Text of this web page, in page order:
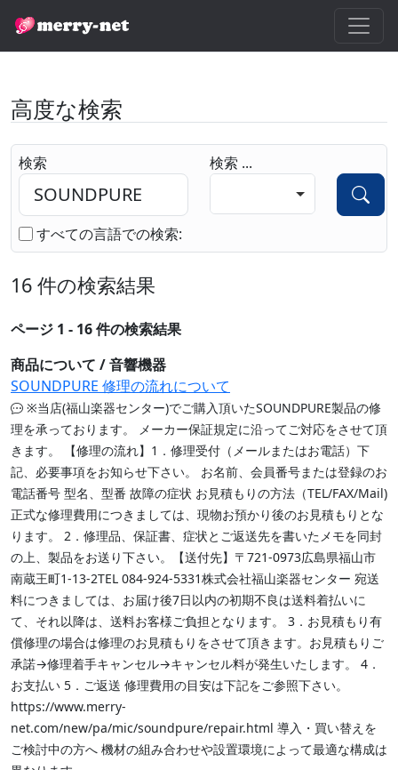
高度な検索
検索 検索 ...
すべての言語での検索:
16 件の検索結果
ページ 1 - 16 件の検索結果
商品について / 音響機器
SOUNDPURE 修理の流れについて
※当店(福山楽器センター)でご購入頂いたSOUNDPURE製品の修
理を承っております。 メーカー保証規定に沿ってご対応をさせて頂
きます。 【修理の流れ】1．修理受付（メールまたはお電話）下
記、必要事項をお知らせ下さい。 お名前、会員番号または登録のお
電話番号 型名、型番 故障の症状 お見積もりの方法（TEL/FAX/Mail)
正式な修理費用につきましては、現物お預かり後のお見積もりとな
ります。 2．修理品、保証書、症状とご返送先を書いたメモを同封
の上、製品をお送り下さい。【送付先】〒721-0973広島県福山市
南蔵王町1-13-2TEL 084-924-5331株式会社福山楽器センター 宛送
料につきましては、お届け後7日以内の初期不良は送料着払いに
て、それ以降は、送料お客様ご負担となります。 3．お見積もり有
償修理の場合は修理のお見積もりをさせて頂きます。お見積もりご
承諾→修理着手キャンセル→キャンセル料が発生いたします。 4．
お支払い 5．ご返送 修理費用の目安は下記をご参照下さい。
https://www.merry-
net.com/new/pa/mic/soundpure/repair.html 導入・買い替えを
ご検討中の方へ 機材の組み合わせや設置環境によって最適な構成は